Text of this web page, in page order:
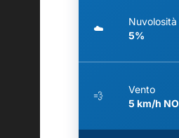
☁️
Nuvolosità
5%
💨
Vento
5 km/h NO